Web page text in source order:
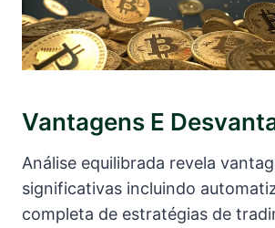
Vantagens E
Análise equilibrada revela
significativas incluindo
completa de estratégias de